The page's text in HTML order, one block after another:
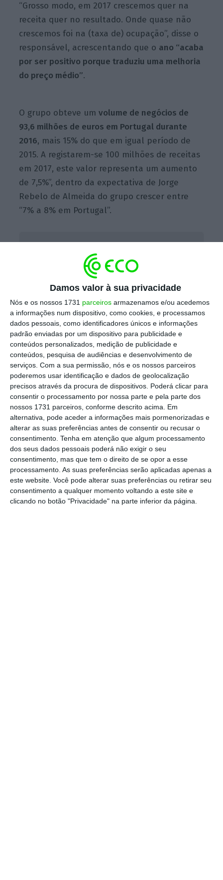
Damos valor à sua privacidade
Nós e os nossos 1731 parceiros armazenamos e/ou acedemos
a informações num dispositivo, como cookies, e processamos
dados pessoais, como identificadores únicos e informações
padrão enviadas por um dispositivo para publicidade e
conteúdos personalizados, medição de publicidade e
conteúdos, pesquisa de audiências e desenvolvimento de
serviços. Com a sua permissão, nós e os nossos parceiros
poderemos usar identificação e dados de geolocalização
precisos através da procura de dispositivos. Poderá clicar para
consentir o processamento por nossa parte e pela parte dos
nossos 1731 parceiros, conforme descrito acima. Em
alternativa, pode aceder a informações mais pormenorizadas e
alterar as suas preferências antes de consentir ou recusar o
consentimento. Tenha em atenção que algum processamento
dos seus dados pessoais poderá não exigir o seu
consentimento, mas que tem o direito de se opor a esse
processamento. As suas preferências serão aplicadas apenas a
este website. Você pode alterar suas preferências ou retirar seu
consentimento a qualquer momento voltando a este site e
clicando no botão "Privacidade" na parte inferior da página.
“Grosso modo, em 2017 crescemos quer na
receita quer no resultado. Onde quase não
crescemos foi na (taxa de) ocupação”, disse o
responsável, acrescentando que o ano “acaba
por ser positivo porque traduziu uma melhoria
do preço médio”.
O grupo obteve umvolume de negócios de
93,6 milhões de euros em Portugal durante
2016, mais 15% do que em igual período de
2015. A registarem-se 100 milhões de receitas
em 2017, este valor representa um aumento
de 7,5%”, dentro da expectativa de Jorge
Rebelo de Almeida do grupo crescer entre
“7% a 8% em Portugal”.
Para o próximo ano, Jorge Rebelo de Almeida
mantém-se entusiasmado com a abertura
das unidades hoteleiras já anunciadas: o Vila
Galé Sintra , que “está a correr bem”, deverá
abrir em 25 de abril,em Elvas mantém-se a
data estimada de final de novembro, emBraga
– hotel que “vai ficar lindo de morrer, muito
completo e charmoso” – o objetivo é abrir no
Santo António (em junho), para o hotel já
estar “rodado para o São João, que é famoso
em Braga”.
Ohotel de Manteigas , que o Grupo ainda teve
esperança de conseguir abrir em 2018, como
“ainda não tem licença, o projeto ainda está
em aprovação”,só deverá mesmo inaugurar